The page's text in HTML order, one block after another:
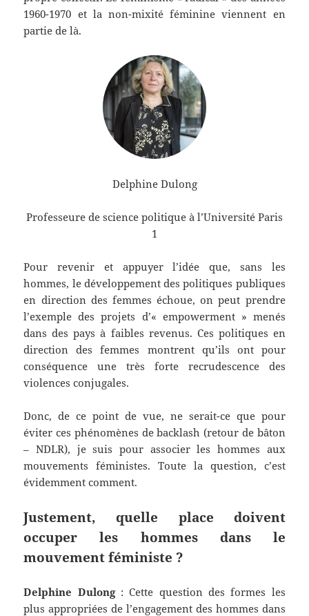
1960-1970 et la non-mixité féminine viennent en
partie de là.
Delphine Dulong
Professeure de science politique à l’Université Paris
1
Pour revenir et appuyer l’idée que, sans les
hommes, le développement des politiques publiques
en direction des femmes échoue, on peut prendre
l’exemple des projets d’« empowerment » menés
dans des pays à faibles revenus. Ces politiques en
direction des femmes montrent qu’ils ont pour
conséquence une très forte recrudescence des
violences conjugales.
Donc, de ce point de vue, ne serait-ce que pour
éviter ces phénomènes de backlash (retour de bâton
– NDLR), je suis pour associer les hommes aux
mouvements féministes. Toute la question, c’est
évidemment comment.
Justement, quelle place doivent
occuper les hommes dans le
mouvement féministe ?
Delphine Dulong: Cette question des formes les
plus appropriées de l’engagement des hommes dans